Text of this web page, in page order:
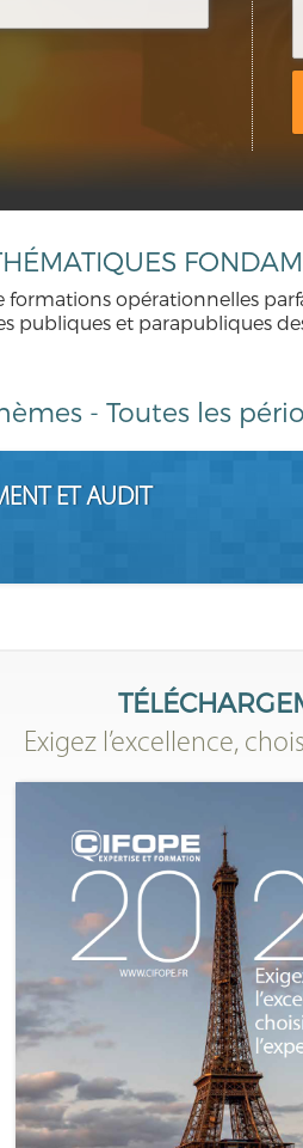
formations opérationnelles
publiques et parapubliques
- Toutes les
ET AUDIT
Exigez l’excellence,